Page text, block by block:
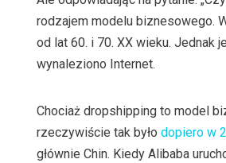
rodzajem modelu biznesowego.
od lat 60. i 70. XX wieku. Jednak
wynaleziono Internet.
Chociaż dropshipping to model
rzeczywiście tak było dopiero w
głównie Chin. Kiedy Alibaba